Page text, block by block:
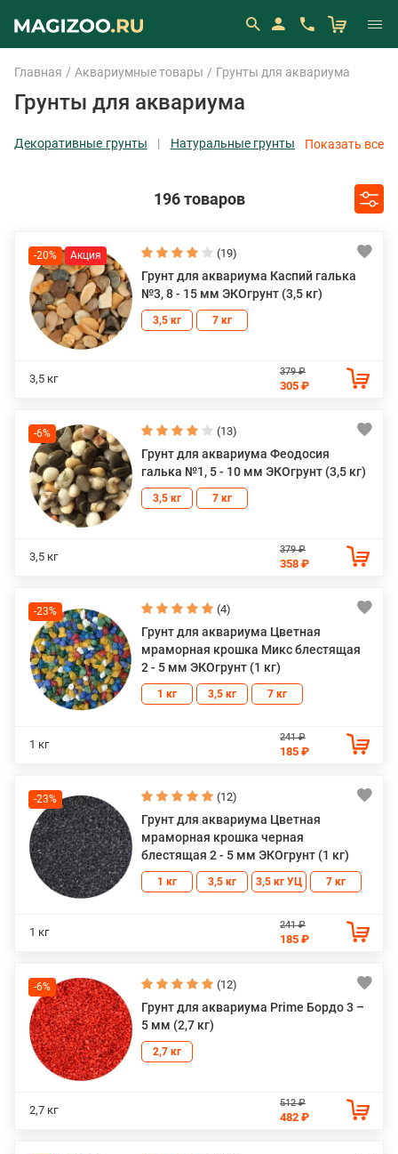
Главная Аквариумные товары Грунты для аквариума
Грунты для аквариума
Декоративные грунты
Натуральные грунты
Показать все
196 товаров
-20% (19)
Грунт для аквариума Каспий галька
№3, 8 - 15 мм ЭКОгрунт (3,5 кг)
3,5 кг 7 кг
3,5 кг
379 ₽
305 ₽
-6% (13)
Грунт для аквариума Феодосия
галька №1, 5 - 10 мм ЭКОгрунт (3,5 кг)
3,5 кг 7 кг
3,5 кг
379 ₽
358 ₽
-23% (4)
Грунт для аквариума Цветная
мраморная крошка Микс блестящая
2 - 5 мм ЭКОгрунт (1 кг)
1 кг 3,5 кг 7 кг
1 кг
241 ₽
185 ₽
-23% (12)
Грунт для аквариума Цветная
мраморная крошка черная
блестящая 2 - 5 мм ЭКОгрунт (1 кг)
1 кг 3,5 кг 3,5 кг УЦ 7 кг
1 кг
241 ₽
185 ₽
-6% (12)
Грунт для аквариума Prime Бордо 3 –
5 мм (2,7 кг)
2,7 кг
2,7 кг
512 ₽
482 ₽